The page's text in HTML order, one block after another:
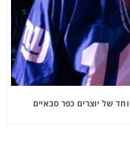
של יוצרים כפר סבאיים